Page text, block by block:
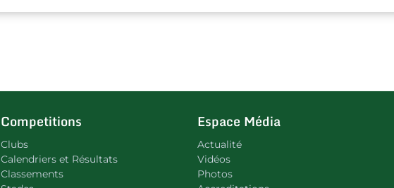
Competitions
Clubs
Calendriers et Résultats
Classements
Espace Média
Actualité
Vidéos
Photos